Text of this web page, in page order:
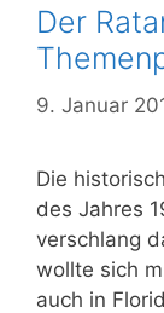
Der
9. Januar
Die
des Jahres
verschlang
wollte sich
auch in